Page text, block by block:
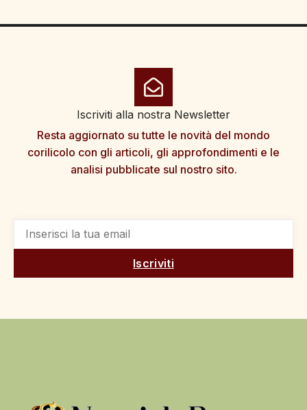
Iscriviti alla nostra Newsletter
Resta aggiornato su tutte le novità del mondo
corilicolo con gli articoli, gli approfondimenti e le
analisi pubblicate sul nostro sito.
Iscriviti